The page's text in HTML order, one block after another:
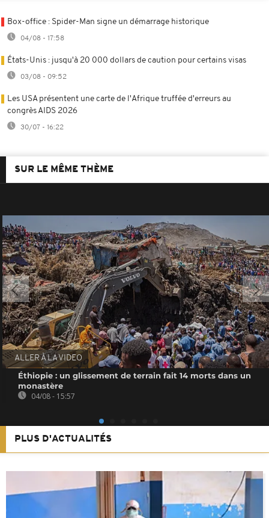
Box-office : Spider-Man signe un démarrage historique
04/08 - 17:58
États-Unis : jusqu'à 20 000 dollars de caution pour certains visas
03/08 - 09:52
Les USA présentent une carte de l'Afrique truffée d'erreurs au
congrès AIDS 2026
30/07 - 16:22
SUR LE MÊME THÈME
ALLER À LA VIDEO
Éthiopie : un glissement de terrain fait 14 morts dans un
monastère
04/08 - 15:57
PLUS D'ACTUALITÉS